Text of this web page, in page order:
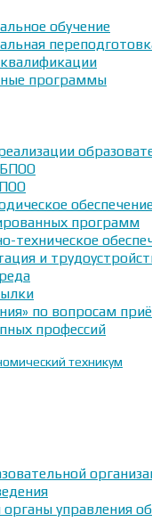
обучение
программы
программ
техническое
и
по вопросам
профессий
органы управления